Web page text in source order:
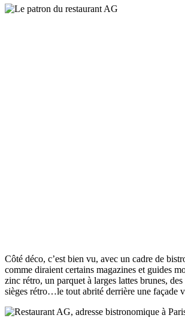
Côté déco, c’est bien vu, avec un cadre de
comme diraient certains magazines et guides
zinc rétro, un parquet à larges lattes brunes,
sièges rétro…le tout abrité derrière une façade